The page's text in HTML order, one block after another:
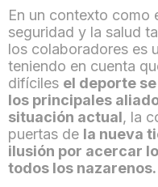
En un contexto como
seguridad y la salud
los colaboradores es
teniendo en cuenta
difíciles el deporte
los principales
situación actual, la
puertas de la nueva
ilusión por acercar
todos los nazarenos.